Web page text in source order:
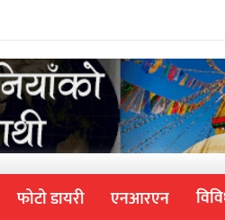
फोटो डायरी एनआरएन